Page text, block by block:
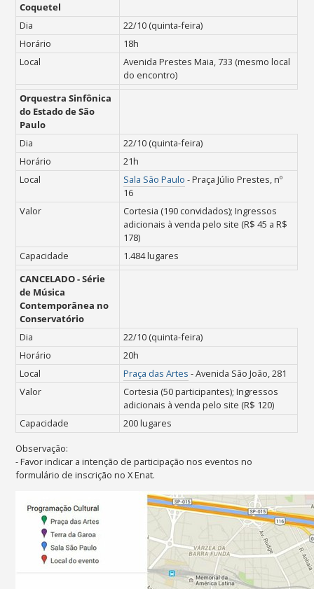
Coquetel
Dia
22/10 (quinta-feira)
Horário
18h
Local
Avenida Prestes Maia, 733 (mesmo local
do encontro)
Orquestra Sinfônica
do Estado de São
Paulo
Dia
22/10 (quinta-feira)
Horário
21h
Local
Sala São Paulo - Praça Júlio Prestes, nº
16
Valor
Cortesia (190 convidados); Ingressos
adicionais à venda pelo site (R$ 45 a R$
178)
Capacidade
1.484 lugares
CANCELADO -Série
de Música
Contemporânea no
Conservatório
Dia
22/10 (quinta-feira)
Horário
20h
Local
Praça das Artes - Avenida São João, 281
Valor
Cortesia (50 participantes);Ingressos
adicionais à venda pelo site (R$ 120)
Capacidade
200 lugares
Observação:
- Favor indicar a intenção departicipação nos eventos no
formulário de inscrição no X Enat.